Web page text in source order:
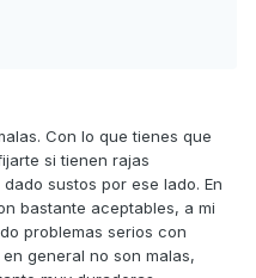
Con lo que tienes que
si tienen rajas
sustos por ese lado. En
bastante aceptables, a mi
problemas serios con
general no son malas,